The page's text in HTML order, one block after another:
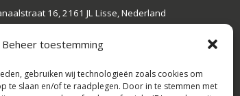
Beheer toestemming
gebruiken wij technologieën zoals cookies om
te slaan en/of te raadplegen. Door in te stemmen met
16, 2161 JL Lisse, Nederland
BTW: NL862609720B01